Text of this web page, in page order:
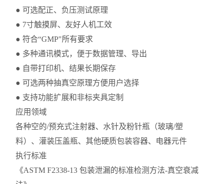
● 可选配正、负压测试原理
● 7寸触摸屏、友好人机工效
● 符合“GMP"所有要求
● 多种通讯模式，便于数据管理、导出
● 自带打印机、结果长期保存
● 可选两种抽真空原理方便用户选择
● 支持功能扩展和非标夹具定制
应用领域
各种空的/预充式注射器、水针及粉针瓶（玻璃/塑
料）、灌装压盖瓶、其他硬质包装容器、电器元件
执行标准
《ASTM F2338-13 包装泄漏的标准检测方法-真空衰减